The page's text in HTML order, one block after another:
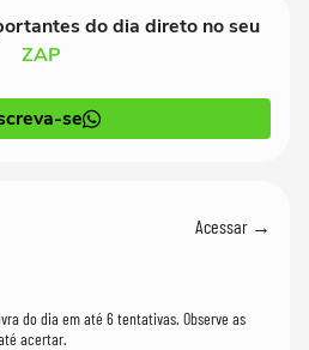
do dia direto no seu
ZAP
se
Acessar →
do dia em até 6 tentativas. Observe as
acertar.